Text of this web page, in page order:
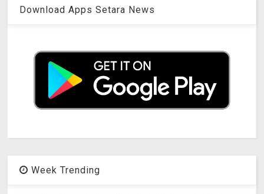
Download Apps Setara News
Week Trending